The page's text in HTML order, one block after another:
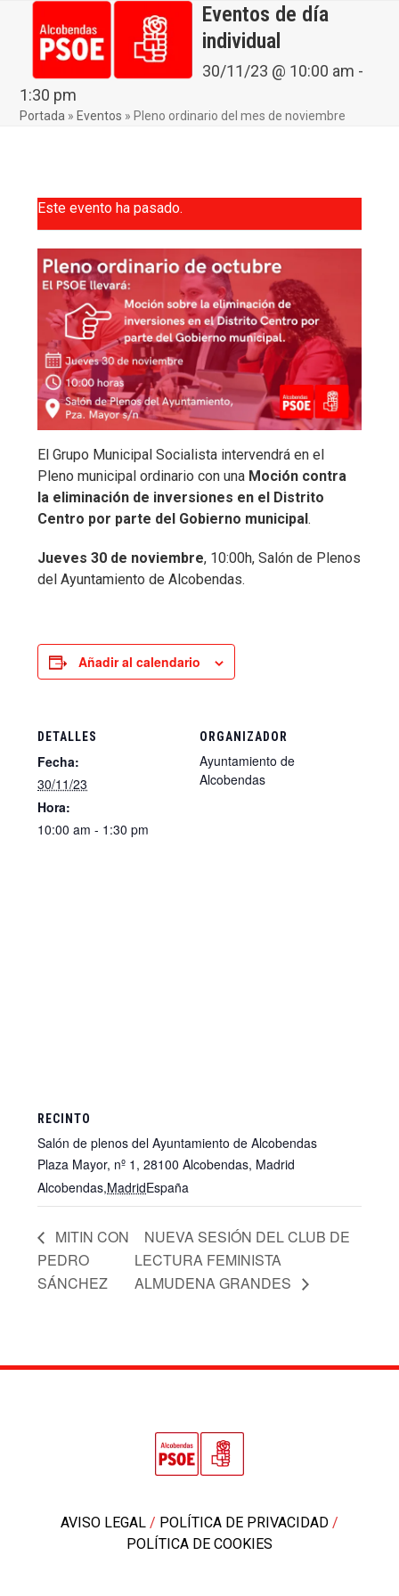
contentmobile
menu
mobile
menu
Eventos de día
individual
30/11/23 @ 10:00 am -
1:30 pm
Portada » Eventos » Pleno ordinario del mes de noviembre
Este evento ha pasado.
El Grupo Municipal Socialista intervendrá en el
Pleno municipal ordinario con una Moción contra
la eliminación de inversiones en el Distrito
Centro por parte del Gobierno municipal.
Jueves 30 de noviembre, 10:00h, Salón de Plenos
del Ayuntamiento de Alcobendas.
Añadir al calendario
DETALLES
Fecha:
30/11/23
Hora:
10:00 am - 1:30 pm
ORGANIZADOR
Ayuntamiento de
Alcobendas
RECINTO
Salón de plenos del Ayuntamiento de Alcobendas
Plaza Mayor, nº 1, 28100 Alcobendas, Madrid
Alcobendas,MadridEspaña
MITIN CON
PEDRO
SÁNCHEZ
NUEVA SESIÓN DEL CLUB DE
LECTURA FEMINISTA
ALMUDENA GRANDES
AVISO LEGAL / POLÍTICA DE PRIVACIDAD /
POLÍTICA DE COOKIES